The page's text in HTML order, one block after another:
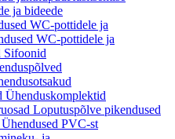
ja bideede
WC-pottidele ja
WC-pottidele ja
Sifoonid
Ühenduskomplektid
Loputuspõlve pikendused
PVC-st